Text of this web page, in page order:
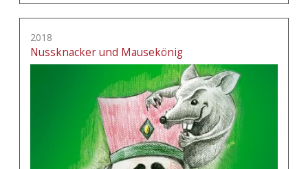
2018
Nussknacker und Mausekönig